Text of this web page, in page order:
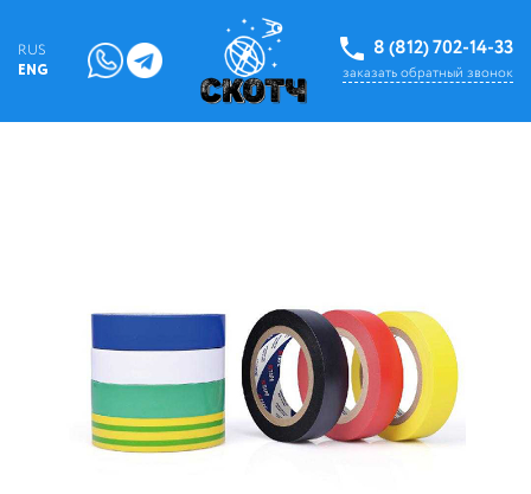
RUS
ENG
8 (812) 702-14-33
заказать обратный звонок